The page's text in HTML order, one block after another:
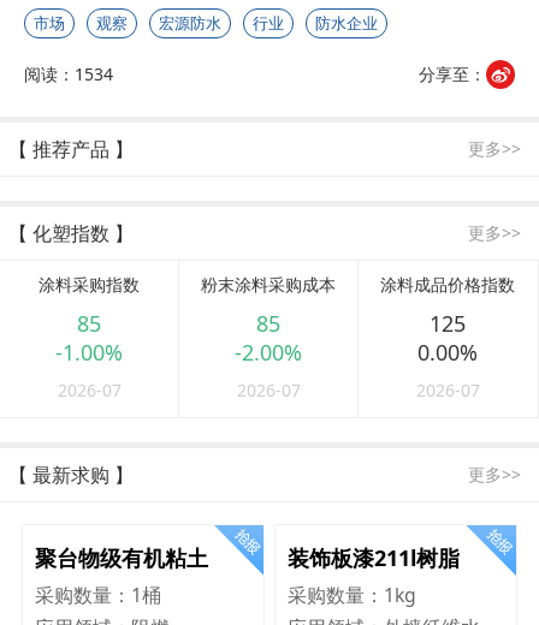
市场 观察 宏源防水 行业 防水企业
阅读：1534 分享至：
【 推荐产品 】 更多>>
【 化塑指数 】 更多>>
涂料采购指数
85
-1.00%
2026-07
粉末涂料采购成本
85
-2.00%
2026-07
涂料成品价格指数
125
0.00%
2026-07
【 最新求购 】 更多>>
聚台物级有机粘土
采购数量： 1桶
装饰板漆211l树脂
采购数量： 1kg